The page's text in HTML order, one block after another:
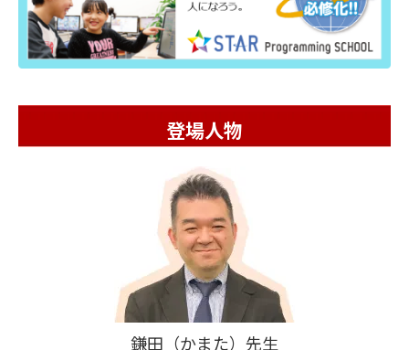
登場人物
鎌田（かまた）先生